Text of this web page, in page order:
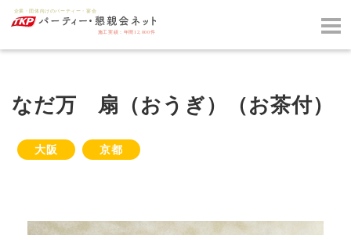
なだ万 扇（おうぎ）（お茶付）
大阪 京都